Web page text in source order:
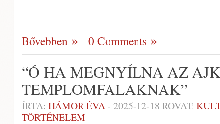
Bővebben 0 Comments
“Ó HA MEGNYÍLNA AZ
TEMPLOMFALAKNAK”
ÍRTA: HÁMOR ÉVA- 2025-12-18 ROVAT:
TÖRTÉNELEM